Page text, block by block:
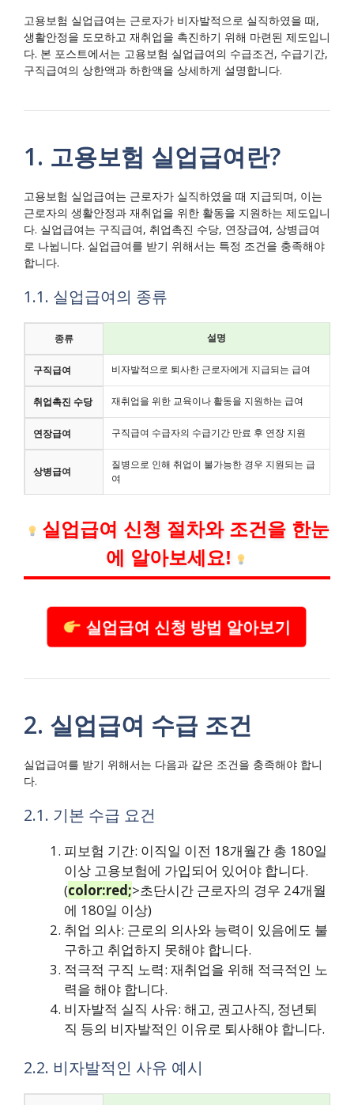
고용보험 실업급여는 근로자가 비자발적으로 실직하였을 때,
생활안정을 도모하고 재취업을 촉진하기 위해 마련된 제도입니
다. 본 포스트에서는 고용보험 실업급여의 수급조건, 수급기간,
구직급여의 상한액과 하한액을 상세하게 설명합니다.
1. 고용보험 실업급여란?
고용보험 실업급여는 근로자가 실직하였을 때 지급되며, 이는
근로자의 생활안정과 재취업을 위한 활동을 지원하는 제도입니
다. 실업급여는 구직급여, 취업촉진 수당, 연장급여, 상병급여
로 나뉩니다. 실업급여를 받기 위해서는 특정 조건을 충족해야
합니다.
1.1. 실업급여의 종류
종류 설명
구직급여 비자발적으로 퇴사한 근로자에게 지급되는 급여
취업촉진 수당 재취업을 위한 교육이나 활동을 지원하는 급여
연장급여 구직급여 수급자의 수급기간 만료 후 연장 지원
상병급여
질병으로 인해 취업이 불가능한 경우 지원되는 급
여
실업급여 신청 절차와 조건을 한눈
에 알아보세요!
실업급여 신청 방법 알아보기
2. 실업급여 수급 조건
실업급여를 받기 위해서는 다음과 같은 조건을 충족해야 합니
다.
2.1. 기본 수급 요건
피보험 기간: 이직일 이전 18개월간 총 180일
이상 고용보험에 가입되어 있어야 합니다.
(color:red;>초단시간 근로자의 경우 24개월
에 180일 이상)
취업 의사: 근로의 의사와 능력이 있음에도 불
구하고 취업하지 못해야 합니다.
적극적 구직 노력: 재취업을 위해 적극적인 노
력을 해야 합니다.
비자발적 실직 사유: 해고, 권고사직, 정년퇴
직 등의 비자발적인 이유로 퇴사해야 합니다.
2.2. 비자발적인 사유 예시